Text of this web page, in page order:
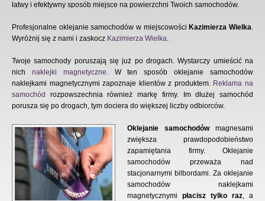
łatwy i efektywny sposób miejsce na powierzchni Twoich samochodów.
Profesjonalne oklejanie samochodów w miejscowości Kazimierza Wielka.
Wyróżnij się z nami i zaskocz Kazimierza Wielka.
Twoje samochody poruszają się już po drogach. Wystarczy umieścić na
nich naklejki magnetyczne. W ten sposób oklejanie samochodów
naklejkami magnetycznymi zapoznaje klientów z produktem. Reklama na
samochód
rozpowszechnia również markę firmy. Im dłużej samochód
porusza się po drogach, tym dociera do większej liczby odbiorców.
Oklejanie samochodówmagnesami
zwiększa prawdopodobieństwo
zapamiętania firmy. Oklejanie
samochodów przeważa nad
stacjonarnymi bilbordami. Za oklejanie
samochodów naklejkami
magnetycznymi płacisz tylko raz, a